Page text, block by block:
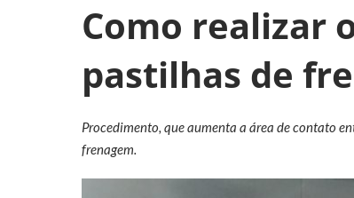
Como realizar
pastilhas de
Procedimento, que aumenta a área de contato
frenagem.